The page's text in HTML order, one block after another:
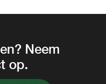
Neem
op.